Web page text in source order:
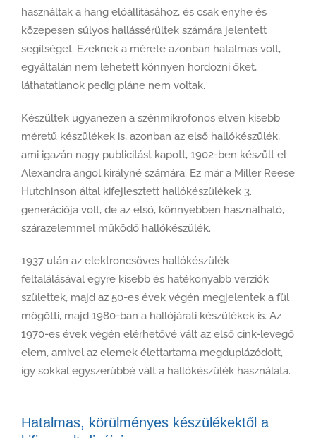
használtak a hang előállításához, és csak enyhe és
közepesen súlyos hallássérültek számára jelentett
segítséget. Ezeknek a mérete azonban hatalmas volt,
egyáltalán nem lehetett könnyen hordozni őket,
láthatatlanok pedig pláne nem voltak.
Készültek ugyanezen a szénmikrofonos elven kisebb
méretű készülékek is, azonban az első hallókészülék,
ami igazán nagy publicitást kapott, 1902-ben készült el
Alexandra angol királyné számára. Ez már a Miller Reese
Hutchinson által kifejlesztett hallókészülékek 3.
generációja volt, de az első, könnyebben használható,
szárazelemmel működő hallókészülék.
1937 után az elektroncsöves hallókészülék
feltalálásával egyre kisebb és hatékonyabb verziók
születtek, majd az 50-es évek végén megjelentek a fül
mögötti, majd 1980-ban a hallójárati készülékek is. Az
1970-es évek végén elérhetővé vált az első cink-levegő
elem, amivel az elemek élettartama megduplázódott,
így sokkal egyszerűbbé vált a hallókészülék használata.
Hatalmas, körülményes készülékektől a